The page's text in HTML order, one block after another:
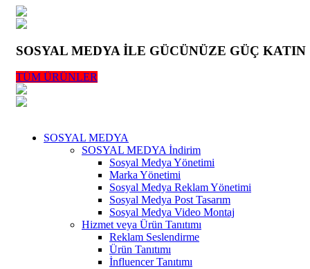
SOSYAL MEDYA İLE GÜCÜNÜZE GÜÇ KATIN
TÜM ÜRÜNLER
SOSYAL MEDYA
SOSYAL MEDYAİndirim
Sosyal Medya Yönetimi
Marka Yönetimi
Sosyal Medya Reklam Yönetimi
Sosyal Medya Post Tasarım
Sosyal Medya Video Montaj
Hizmet veya Ürün Tanıtımı
Reklam Seslendirme
Ürün Tanıtımı
İnfluencer Tanıtımı